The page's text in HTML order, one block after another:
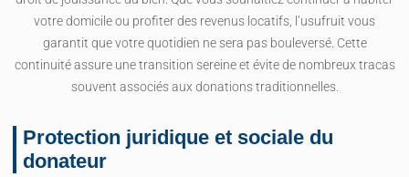
votre domicile ou profiter des revenus locatifs, l’usufruit vous
garantit que votre quotidien ne sera pas bouleversé. Cette
continuité assure une transition sereine et évite de nombreux tracas
souvent associés aux donations traditionnelles.
Protection juridique et sociale du
donateur